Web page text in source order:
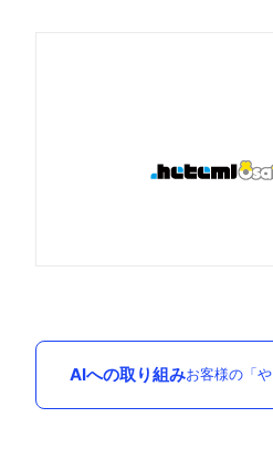
AIへの取り組みお客様の「